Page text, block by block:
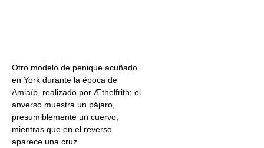
Otro modelo de penique acuñado
en York durante la época de
Amlaíb, realizado por Æthelfrith; el
anverso muestra un pájaro,
presumiblemente un cuervo,
mientras que en el reverso
aparece una cruz.